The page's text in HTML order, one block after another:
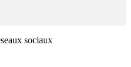
sociaux